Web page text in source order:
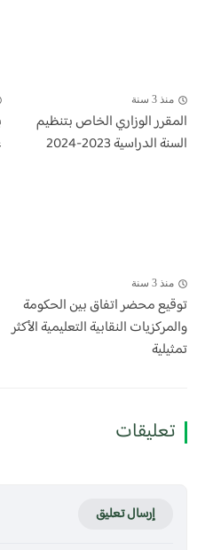
منذ 3 سنة
المقرر الوزاري الخاص بتنظيم
السنة الدراسية 2023-2024
منذ 3 سنة
توقيع محضر اتفاق بين الحكومة
والمركزيات النقابية التعليمية الأكثر
تمثيلية
تعليقات
إرسال تعليق